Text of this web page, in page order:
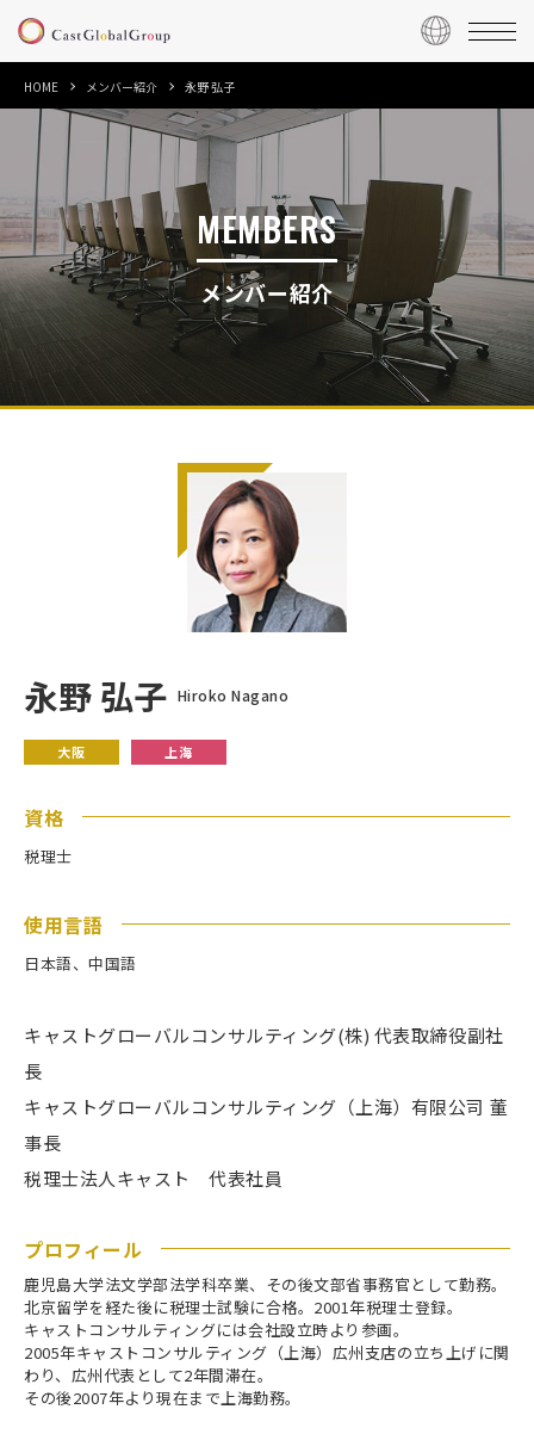
HOME メンバー紹介 永野 弘子
MEMBERS
メンバー紹介
永野 弘子 Hiroko Nagano
大阪 上海
資格
税理士
使用言語
日本語、中国語
キャストグローバルコンサルティング(株) 代表取締役副社
長
キャストグローバルコンサルティング（上海）有限公司 董
事長
税理士法人キャスト 代表社員
プロフィール
鹿児島大学法文学部法学科卒業、その後文部省事務官として勤務。
北京留学を経た後に税理士試験に合格。2001年税理士登録。
キャストコンサルティングには会社設立時より参画。
2005年キャストコンサルティング（上海）広州支店の立ち上げに関
わり、広州代表として2年間滞在。
その後2007年より現在まで上海勤務。